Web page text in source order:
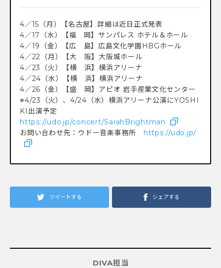
4／15（月）【名古屋】詳細は近日正式発表
4／17（水）【福 岡】サンパレス ホテル＆ホール
4／19（金）【広 島】広島文化学園HBGホール
4／22（月）【大 阪】大阪城ホール
4／23（火）【横 浜】横浜アリーナ
4／24（水）【横 浜】横浜アリーナ
4／26（金）【盛 岡】アピオ 岩手産業文化センター
※4/23（火）、4/24（水）横浜アリーナ公演にYOSHI
KI出演予定
https://udo.jp/concert/SarahBrightman
お問い合わせ先：ウドー音楽事務所 https://udo.jp/
ツイートする シェアする
DIVA担当